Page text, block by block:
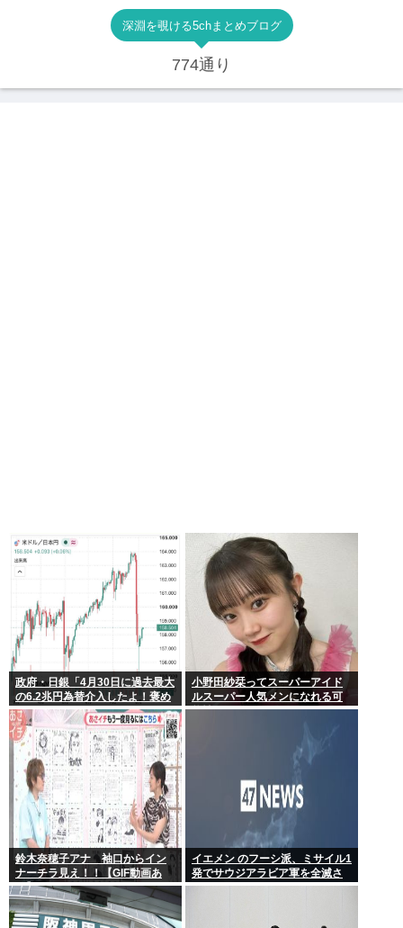
深淵を覗ける5chまとめブログ
774通り
政府・日銀「4月30日に過去最大
の6.2兆円為替介入したよ！褒め
てよ！」
小野田紗栞ってスーパーアイド
ルスーパー人気メンになれる可
能性あったよな？
鈴木奈穂子アナ 袖口からイン
ナーチラ見え！！【GIF動画あ
り】
イエメン のフーシ派、ミサイル1
発でサウジアラビア軍を全滅さ
せてしまうww